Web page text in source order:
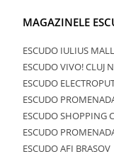
MAGAZINELE
ESCUDO IULIUS
ESCUDO VIVO! CLUJ
ESCUDO
ESCUDO
ESCUDO SHOPPING
ESCUDO
ESCUDO AFI BRASOV